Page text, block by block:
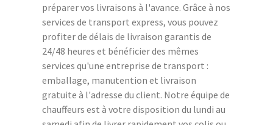
préparer vos livraisons à l'avance. Grâce à nos
services de transport express, vous pouvez
profiter de délais de livraison garantis de
24/48 heures et bénéficier des mêmes
services qu'une entreprise de transport :
emballage, manutention et livraison
gratuite à l'adresse du client. Notre équipe de
chauffeurs est à votre disposition du lundi au